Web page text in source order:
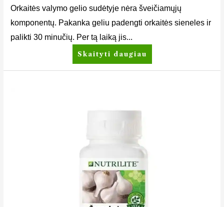
Orkaitės valymo gelio sudėtyje nėra šveičiamųjų
komponentų. Pakanka geliu padengti orkaitės sieneles ir
palikti 30 minučių. Per tą laiką jis...
Skaityti daugiau